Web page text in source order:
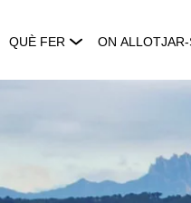
QUÈ FER ON ALLOTJAR-